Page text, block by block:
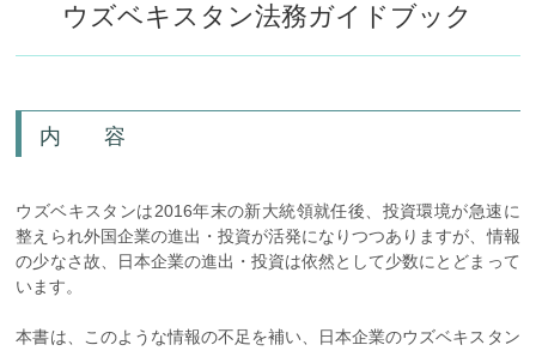
ウズベキスタン法務ガイドブック
内 容
ウズベキスタンは2016年末の新大統領就任後、投資環境が急速に
整えられ外国企業の進出・投資が活発になりつつありますが、情報
の少なさ故、日本企業の進出・投資は依然として少数にとどまって
います。
本書は、このような情報の不足を補い、日本企業のウズベキスタン